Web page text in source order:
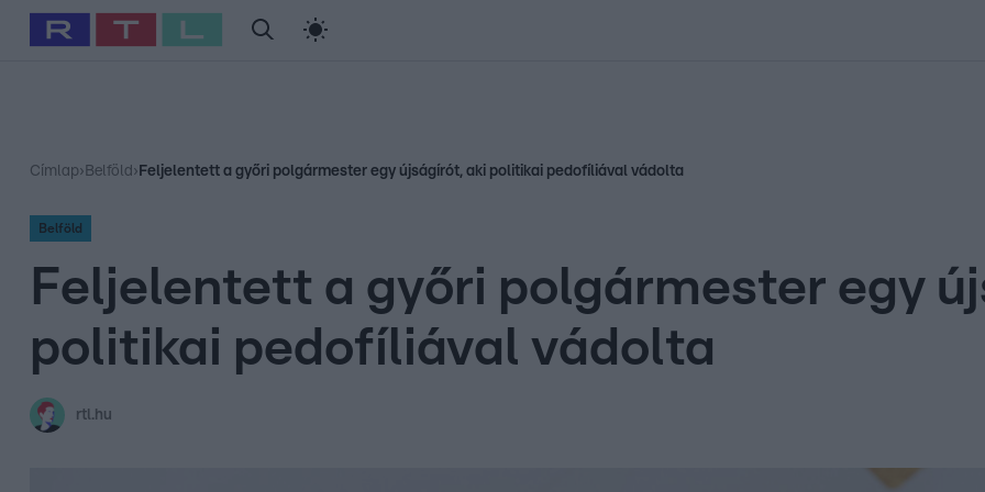
Babits Marcella Szellő István Most Wanted
Címlap› Belföld › Feljelentett a győri polgármester egy újságírót, aki politikai pedofíliával vádolta
Belföld
Feljelentett a győri polgármester egy
politikai pedofíliával vádolta
rtl.hu